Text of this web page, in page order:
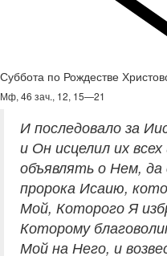
Суббота по Рождестве
Мф, 46 зач., 12, 15—21
И последовало за
и Он исцелил их
объявлять о Нем, да
пророка Исаию,
Мой, Которого Я
Которому
Мой на Него, и